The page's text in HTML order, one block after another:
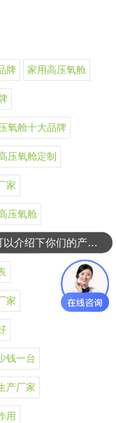
牌 家用高压氧舱
氧舱十大品牌
压氧舱定制
家
压氧舱
市公司
家
钱一台
产厂家
用
可以介绍下你们的产品么